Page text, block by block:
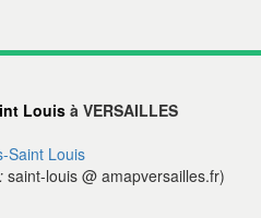
Louis à VERSAILLES
Saint Louis
saint-louis @ amapversailles.fr)